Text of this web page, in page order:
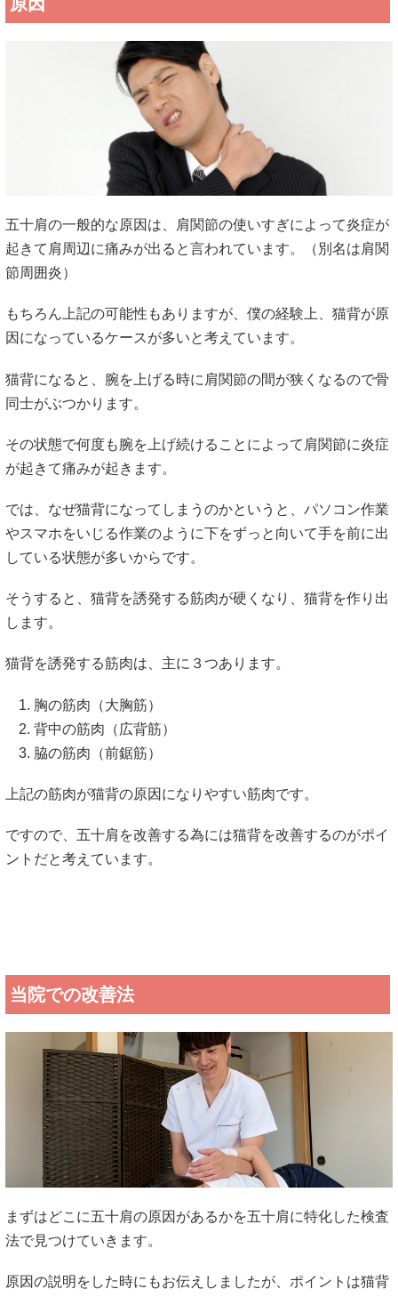
五十肩の一般的な原因は、肩関節の使いすぎによって炎症が
起きて肩周辺に痛みが出ると言われています。（別名は肩関
節周囲炎）
もちろん上記の可能性もありますが、僕の経験上、猫背が原
因になっているケースが多いと考えています。
猫背になると、腕を上げる時に肩関節の間が狭くなるので骨
同士がぶつかります。
その状態で何度も腕を上げ続けることによって肩関節に炎症
が起きて痛みが起きます。
では、なぜ猫背になってしまうのかというと、パソコン作業
やスマホをいじる作業のように下をずっと向いて手を前に出
している状態が多いからです。
そうすると、猫背を誘発する筋肉が硬くなり、猫背を作り出
します。
猫背を誘発する筋肉は、主に３つあります。
胸の筋肉（大胸筋）
背中の筋肉（広背筋）
脇の筋肉（前鋸筋）
上記の筋肉が猫背の原因になりやすい筋肉です。
ですので、五十肩を改善する為には猫背を改善するのがポイ
ントだと考えています。
当院での改善法
まずはどこに五十肩の原因があるかを五十肩に特化した検査
法で見つけていきます。
原因の説明をした時にもお伝えしましたが、ポイントは猫背